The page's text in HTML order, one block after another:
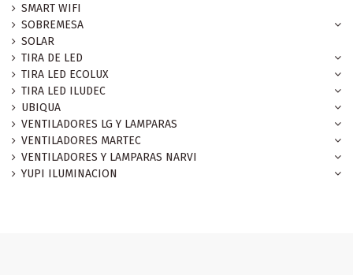
SMART WIFI
SOBREMESA
SOLAR
TIRA DE LED
TIRA LED ECOLUX
TIRA LED ILUDEC
UBIQUA
VENTILADORES LG Y LAMPARAS
VENTILADORES MARTEC
VENTILADORES Y LAMPARAS NARVI
YUPI ILUMINACION